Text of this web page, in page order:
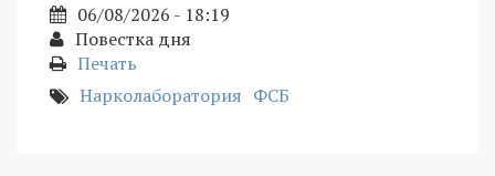
06/08/2026 - 18:19
Повестка дня
Печать
Нарколаборатория ФСБ